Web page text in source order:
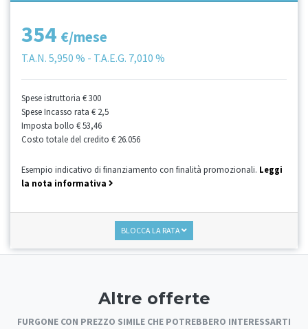
354 €/mese
T.A.N. 5,950 % - T.A.E.G. 7,010 %
Spese istruttoria € 300
Spese Incasso rata € 2,5
Imposta bollo € 53,46
Costo totale del credito € 26.056
Esempio indicativo di finanziamento con finalità promozionali. Leggi
la nota informativa
BLOCCA LA RATA
Altre offerte
FURGONE CON PREZZO SIMILE CHE POTREBBERO INTERESSARTI